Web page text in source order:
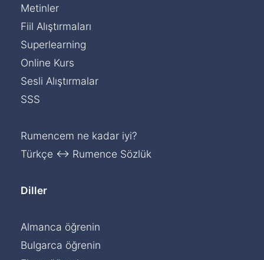
Metinler
Fiil Alıştırmaları
Superlearning
Online Kurs
Sesli Alıştırmalar
SSS
Rumencem ne kadar iyi?
Türkçe ↔ Rumence Sözlük
Diller
Almanca öğrenin
Bulgarca öğrenin